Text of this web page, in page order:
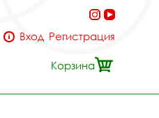
Вход Регистрация
Корзина